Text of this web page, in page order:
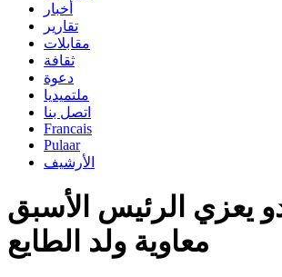
أخبار
تقارير
مقابلات
ثقافة
دعوة
ملتميديا
اتصل بنا
Francais
Pulaar
الأرشيف
يعزي الرئيس الأسبق
معاوية ولد الطايع